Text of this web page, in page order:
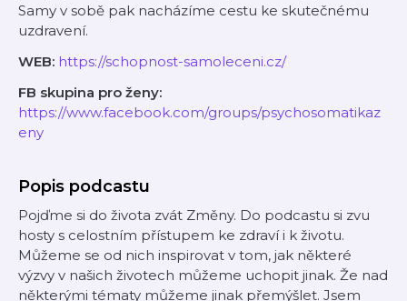
Samy v sobě pak nacházíme cestu ke skutečnému
uzdravení.
WEB: ⁠https://schopnost-samoleceni.cz/⁠
FB skupina pro ženy:
⁠https://www.facebook.com/groups/psychosomatikaz
eny⁠
Popis podcastu
Pojďme si do života zvát Změny. Do podcastu si zvu
hosty s celostním přístupem ke zdraví i k životu.
Můžeme se od nich inspirovat v tom, jak některé
výzvy v našich životech můžeme uchopit jinak. Že nad
některými tématy můžeme jinak přemýšlet. Jsem